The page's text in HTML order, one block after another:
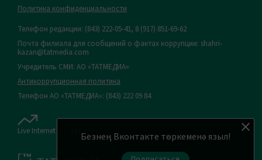
Безнең Вконтакте төркеменә языл!
Политика конфиденциальности
Телефон редакции: (843) 222-05-41, 8 (917) 851-69-62
Почта филиала для сообщений о фактах коррупции: shahri-
kazan@tatmedia.com
Учредитель СМИ: АО «ТАТМЕДИА»
Антикоррупционная политика
Телефон АО «ТАТМЕДИА»: (843) 222 09 84
Live Internet